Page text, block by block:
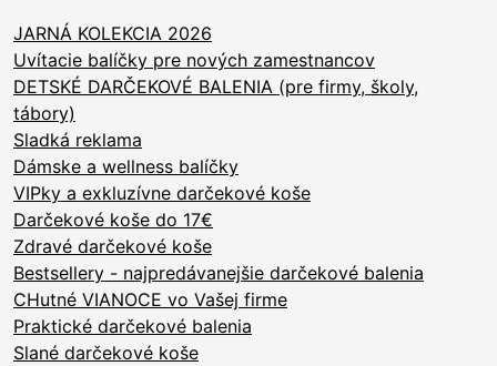
JARNÁ KOLEKCIA 2026
Uvítacie balíčky pre nových zamestnancov
DETSKÉ DARČEKOVÉ BALENIA (pre firmy, školy,
tábory)
Sladká reklama
Dámske a wellness balíčky
VIPky a exkluzívne darčekové koše
Darčekové koše do 17€
Zdravé darčekové koše
Bestsellery - najpredávanejšie darčekové balenia
CHutné VIANOCE vo Vašej firme
Praktické darčekové balenia
Slané darčekové koše